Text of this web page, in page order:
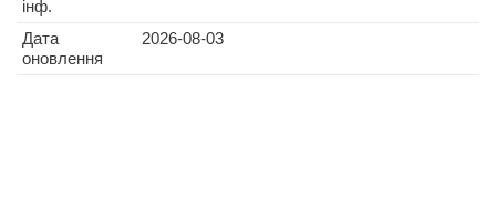
інф.
Дата
оновлення
2026-08-03